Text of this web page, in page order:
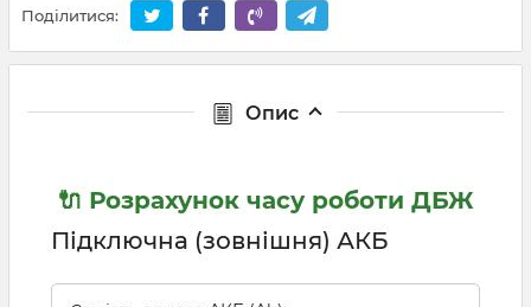
Поділитися:
Опис
🔌 Розрахунок часу роботи ДБЖ
Підключна (зовнішня) АКБ